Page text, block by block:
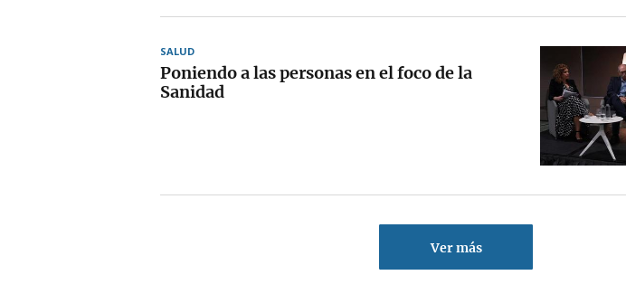
SALUD
Poniendo a las personas en el foco de la
Sanidad
Ver más